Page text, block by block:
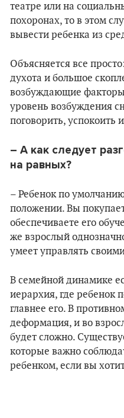
театре или на
похоронах, то в этом
вывести ребенка из
Объясняется все
духота и большое
возбуждающие факторы
уровень возбуждения
поговорить, успокоить
– А как следует
на равных?
– Ребенок по
положении. Вы
обеспечиваете его
же взрослый
умеет управлять
В семейной динамике
иерархия, где ребенок
главнее его. В
деформация, и во
будет сложно.
которые важно
ребенком, если вы